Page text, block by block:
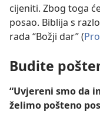
cijeniti. Zbog toga
posao. Biblija s
rada “Božji dar” (
Budite
“Uvjereni smo da
želimo pošteno